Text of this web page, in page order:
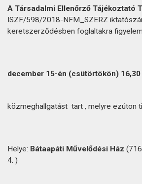
A Társadalmi Ellenőrző Tájékoztató
ISZF/598/2018-NFM_SZERZ
keretszerződésben foglaltakra
december 15-én (csütörtökön)
közmeghallgatást tart , melyre ezúton
Helye: Bátaapáti Művelődési Ház
4. )